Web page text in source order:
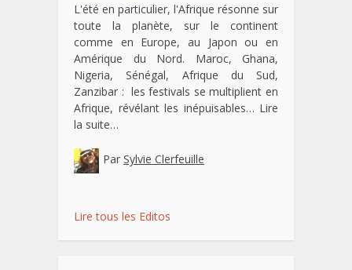
L'été en particulier, l'Afrique résonne sur
toute la planète, sur le continent
comme en Europe, au Japon ou en
Amérique du Nord. Maroc, Ghana,
Nigeria, Sénégal, Afrique du Sud,
Zanzibar : les festivals se multiplient en
Afrique, révélant les inépuisables… Lire
la suite…
Par Sylvie Clerfeuille
Lire tous les Editos